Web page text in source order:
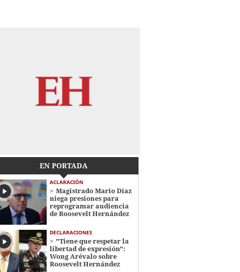
EN PORTADA
ACLARACIÓN
Magistrado Mario Díaz
niega presiones para
reprogramar audiencia
de Roosevelt Hernández
DECLARACIONES
"Tiene que respetar la
libertad de expresión":
Wong Arévalo sobre
Roosevelt Hernández